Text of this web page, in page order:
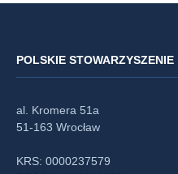
POLSKIE
al. Kromera 51a
51-163 Wrocław
KRS: 0000237579